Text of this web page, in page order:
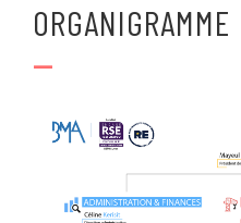
ORGANIGRAMME
—